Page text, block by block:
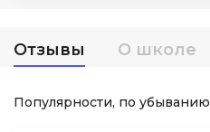
Отзывы О школе
Популярности, по убыванию